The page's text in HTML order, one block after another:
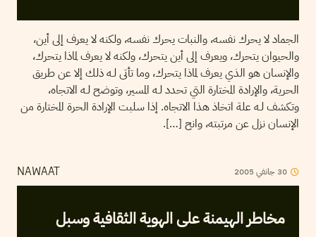
الجماد لا يحرك نفسه، والنبات يحرك نفسه، ولكنه لا يعرف إلى أين،
والحيوان يتحرك، ويعرف إلى أين يتحرك، ولكنه لا يعرف لماذا يتحرك،
والإنسان هو الذي يعرف لماذا يتحرك، وما تأتى لـه ذلك إلا عن طريق
الحرية، والإرادة المختارة التي تحدد لـه المسير، وتوضح لـه الاتجاه،
وتكشف لـه علة اتخاذ هذا الاتجاه. إذا سلبت الإرادة الحرة المختارة من
الإنسان نزل عن مرتبته، وانح […].
NAWAAT 30 جانفي 2005
مخاطر الهيمنة على الهوية الثقافية وسبل